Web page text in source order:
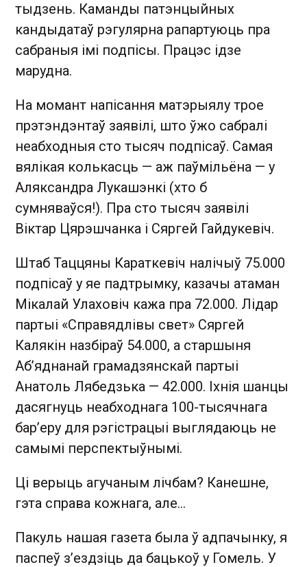
тыдзень. Каманды патэнцыйных
кандыдатаў рэгулярна рапартуюць пра
сабраныя імі подпісы. Працэс ідзе
марудна.
На момант напісання матэрыялу трое
прэтэндэнтаў заявілі, што ўжо сабралі
неабходныя сто тысяч подпісаў. Самая
вялікая колькасць — аж паўмільёна — у
Аляксандра Лукашэнкі (хто б
сумняваўся!). Пра сто тысяч заявілі
Віктар Цярэшчанка і Сяргей Гайдукевіч.
Штаб Таццяны Караткевіч налічыў 75.000
подпісаў у яе падтрымку, казачы атаман
Мікалай Улаховіч кажа пра 72.000. Лідар
партыі «Справядлівы свет» Сяргей
Калякін назбіраў 54.000, а старшыня
Аб’яднанай грамадзянскай партыі
Анатоль Лябедзька — 42.000. Іхнія шанцы
дасягнуць неабходнага 100-тысячнага
бар’еру для рэгістрацыі выглядаюць не
самымі перспектыўнымі.
Ці верыць агучаным лічбам? Канешне,
гэта справа кожнага, але…
Пакуль нашая газета была ў адпачынку, я
паспеў з’ездзіць да бацькоў у Гомель. У